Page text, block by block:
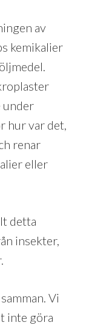
av
kemikalier
under
hur var det,
renar
eller
detta
insekter,
Vi
inte göra